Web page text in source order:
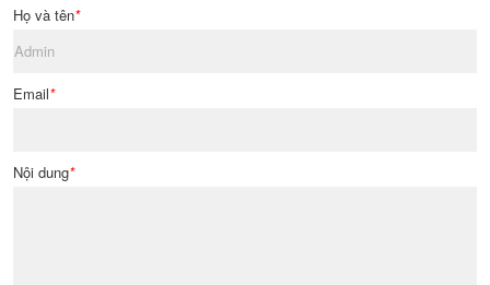
Họ và tên*
Email*
Nội dung*